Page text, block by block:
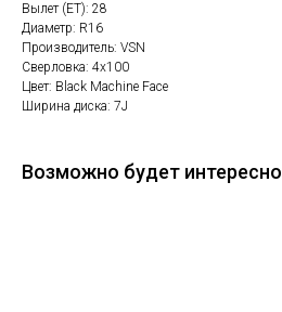
Вылет (ET): 28
Диаметр: R16
Производитель: VSN
Сверловка: 4х100
Цвет: Black Machine Face
Ширина диска: 7J
Возможно будет интересно